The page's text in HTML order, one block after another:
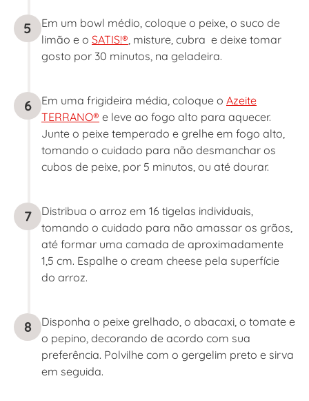
5
Em um bowl médio, coloque o peixe, o suco de
limão e o SATIS!® , misture, cubra e deixe tomar
gosto por 30 minutos, na geladeira.
6 Em uma frigideira média, coloque o Azeite
TERRANO® e leve ao fogo alto para aquecer.
Junte o peixe temperado e grelhe em fogo alto,
tomando o cuidado para não desmanchar os
cubos de peixe, por 5 minutos, ou até dourar.
7
Distribua o arroz em 16 tigelas individuais,
tomando o cuidado para não amassar os grãos,
até formar uma camada de aproximadamente
1,5 cm. Espalhe o cream cheese pela superfície
do arroz.
8
Disponha o peixe grelhado, o abacaxi, o tomate e
o pepino, decorando de acordo com sua
preferência. Polvilhe com o gergelim preto e sirva
em seguida.